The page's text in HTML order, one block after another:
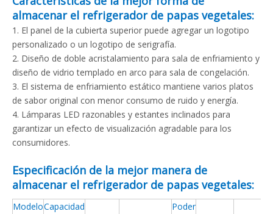
almacenar el refrigerador de papas vegetales:
1. El panel de la cubierta superior puede agregar un logotipo
personalizado o un logotipo de serigrafía.
2. Diseño de doble acristalamiento para sala de enfriamiento y
diseño de vidrio templado en arco para sala de congelación.
3. El sistema de enfriamiento estático mantiene varios platos
de sabor original con menor consumo de ruido y energía.
4. Lámparas LED razonables y estantes inclinados para
garantizar un efecto de visualización agradable para los
consumidores.
Especificación de la mejor manera de
almacenar el refrigerador de papas vegetales:
ModeloCapacidad
Poder